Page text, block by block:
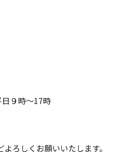
９時～17時
ろしくお願いいたします。